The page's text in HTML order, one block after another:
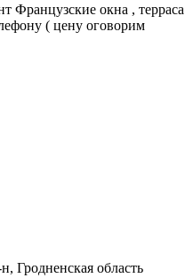
Французские окна , терраса
( цену оговорим
Гродненская область